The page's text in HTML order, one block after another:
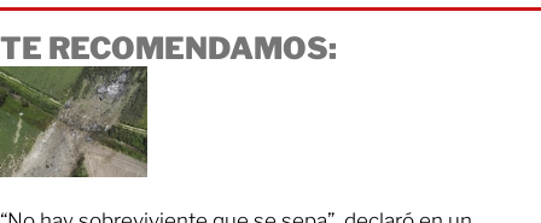
TE RECOMENDAMOS: